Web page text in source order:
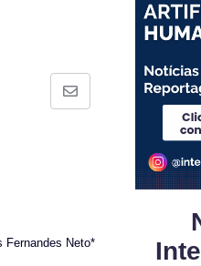
Share
Fernandes Neto*